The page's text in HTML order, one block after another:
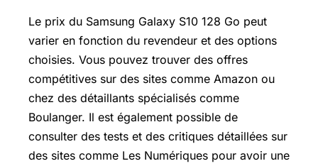
Le prix du Samsung Galaxy S10 128 Go peut
varier en fonction du revendeur et des options
choisies. Vous pouvez trouver des offres
compétitives sur des sites comme Amazon ou
chez des détaillants spécialisés comme
Boulanger. Il est également possible de
consulter des tests et des critiques détaillées sur
des sites comme Les Numériques pour avoir une